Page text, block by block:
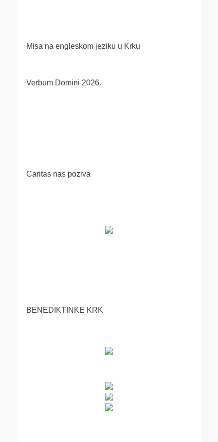
Misa na engleskom jeziku u Krku
Verbum Domini 2026.
Caritas nas poziva
BENEDIKTINKE KRK